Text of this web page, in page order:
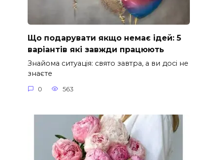
Що подарувати якщо немає ідей: 5
варіантів які завжди працюють
Знайома ситуація: свято завтра, а ви досі не
знаєте
0 563